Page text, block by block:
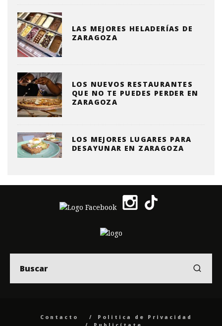
LAS MEJORES HELADERÍAS DE
ZARAGOZA
LOS NUEVOS RESTAURANTES
QUE NO TE PUEDES PERDER EN
ZARAGOZA
LOS MEJORES LUGARES PARA
DESAYUNAR EN ZARAGOZA
Contacto
Politica de Privacidad